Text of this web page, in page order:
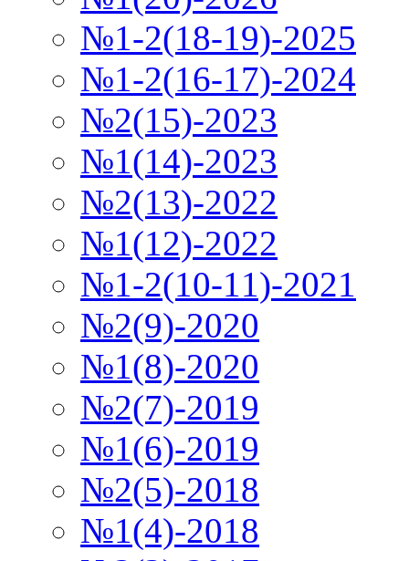
№1-2(18-19)-2025
№1-2(16-17)-2024
№2(15)-2023
№1(14)-2023
№2(13)-2022
№1(12)-2022
№1-2(10-11)-2021
№2(9)-2020
№1(8)-2020
№2(7)-2019
№1(6)-2019
№2(5)-2018
№1(4)-2018